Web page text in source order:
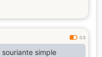
0.5
simple